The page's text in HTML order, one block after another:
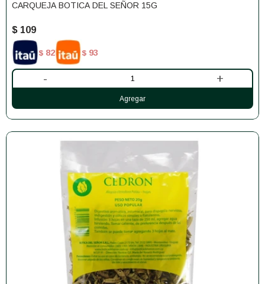
CARQUEJA BOTICA DEL SEÑOR 15G
$ 109
$ 82 $ 93
- +